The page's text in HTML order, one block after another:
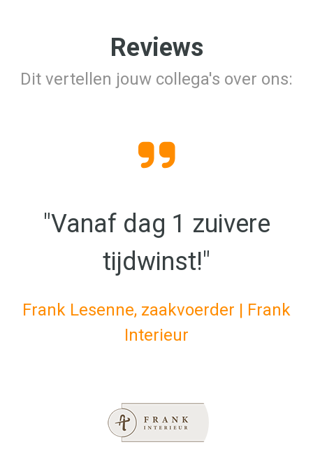
Reviews
Dit vertellen jouw collega's over ons:
"Vanaf dag 1 zuivere
tijdwinst!"
Frank Lesenne, zaakvoerder | Frank
Interieur